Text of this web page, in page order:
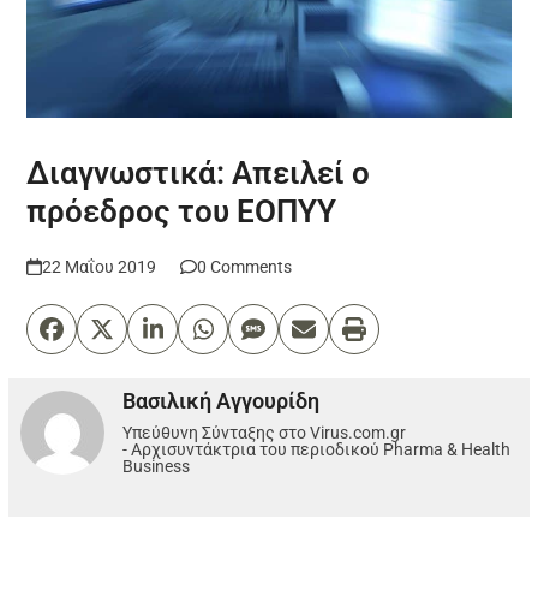
Διαγνωστικά: Απειλεί ο
πρόεδρος του ΕΟΠΥΥ
22 Μαΐου 2019 0 Comments
Βασιλική Αγγουρίδη
Υπεύθυνη Σύνταξης στο Virus.com.gr
- Αρχισυντάκτρια του περιοδικού Pharma & Health
Business